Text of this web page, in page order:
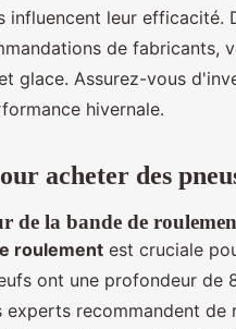
influencent leur efficacité.
de fabricants,
glace. Assurez-vous
hivernale.
acheter des
de la bande de
roulement est cruciale
ont une profondeur de
experts recommandent de